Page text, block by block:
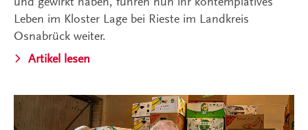
Leben im Kloster Lage bei Rieste im Landkreis
Osnabrück weiter.
Artikel lesen